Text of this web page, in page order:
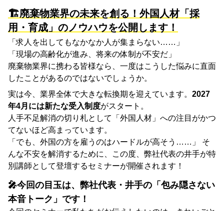
🏗️廃棄物業界の未来を創る！外国人材「採
用・育成」のノウハウを公開します！
「求人を出してもなかなか人が集まらない……」
「現場の高齢化が進み、将来の体制が不安だ」
廃棄物業界に携わる皆様なら、一度はこうした悩みに直面
したことがあるのではないでしょうか。
実は今、業界全体で大きな転換期を迎えています。 2027
年4月には新たな受入制度がスタート。
人手不足解消の切り札として「外国人材」への注目がかつ
てないほど高まっています。
「でも、外国の方を雇うのはハードルが高そう……」 そ
んな不安を解消するために、この度、弊社代表の井手が特
別講師として登壇するセミナーが開催されます！
🎤今回の目玉は、弊社代表・井手の「包み隠さない
本音トーク」です！